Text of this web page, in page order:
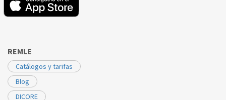
REMLE
Catálogos y tarifas
Blog
DICORE